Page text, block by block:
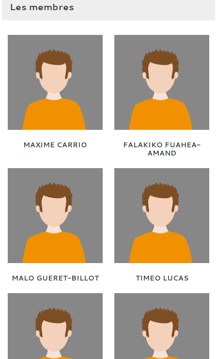
Les membres
MAXIME CARRIO
FALAKIKO FUAHEA-
AMAND
MALO GUERET-BILLOT TIMEO LUCAS